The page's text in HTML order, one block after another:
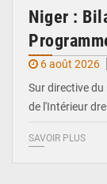
Niger :
6 août 2026
Sur directive
de l'Intérieur
SAVOIR PLUS